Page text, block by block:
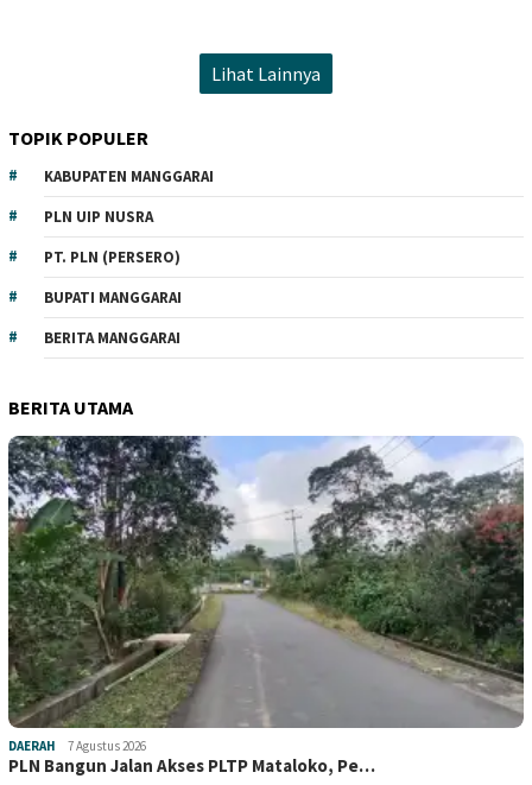
Lihat Lainnya
TOPIK POPULER
KABUPATEN MANGGARAI
PLN UIP NUSRA
PT. PLN (PERSERO)
BUPATI MANGGARAI
BERITA MANGGARAI
BERITA UTAMA
DAERAH 7 Agustus 2026
PLN Bangun Jalan Akses PLTP Mataloko, Pe…